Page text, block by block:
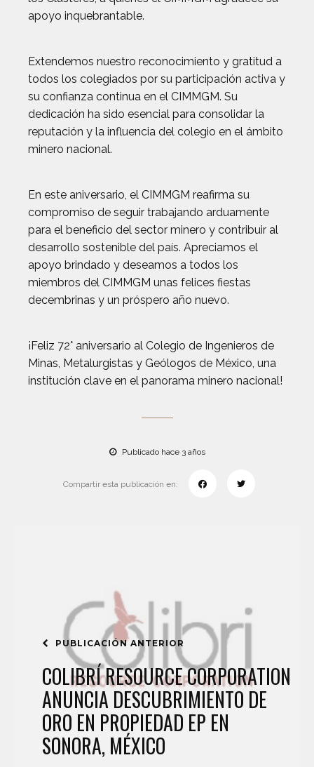
apoyo inquebrantable.
Extendemos nuestro reconocimiento y gratitud a
todos los colegiados por su participación activa y
su confianza continua en el CIMMGM. Su
dedicación ha sido esencial para consolidar la
reputación y la influencia del colegio en el ámbito
minero nacional.
En este aniversario, el CIMMGM reafirma su
compromiso de seguir trabajando arduamente
para el beneficio del sector minero y contribuir al
desarrollo sostenible del país. Apreciamos el
apoyo brindado y deseamos a todos los
miembros del CIMMGM unas felices fiestas
decembrinas y un próspero año nuevo.
¡Feliz 72° aniversario al Colegio de Ingenieros de
Minas, Metalurgistas y Geólogos de México, una
institución clave en el panorama minero nacional!
Publicado hace 3 años
Compartir esta publicación en:
PUBLICACIÓN ANTERIOR
COLIBRÍ RESOURCE CORPORATION
ANUNCIA DESCUBRIMIENTO DE
ORO EN PROPIEDAD EP EN
SONORA, MÉXICO